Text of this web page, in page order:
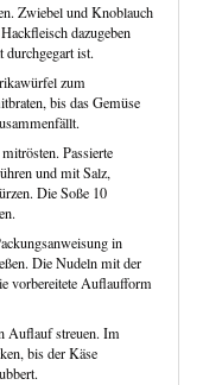
Zwiebel und Knoblauch
dazugeben
durchgegart ist.
zum
bis das Gemüse
Passierte
und mit Salz,
Die Soße 10
in
Die Nudeln mit der
vorbereitete Auflaufform
Auflauf streuen. Im
bis der Käse